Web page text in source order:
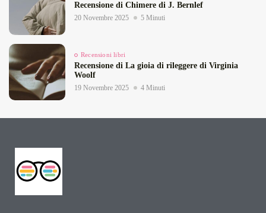
Recensione di Chimere di J. Bernlef
20 Novembre 2025 5 Minuti
Recensioni libri
Recensione di La gioia di rileggere di Virginia
Woolf
19 Novembre 2025 4 Minuti